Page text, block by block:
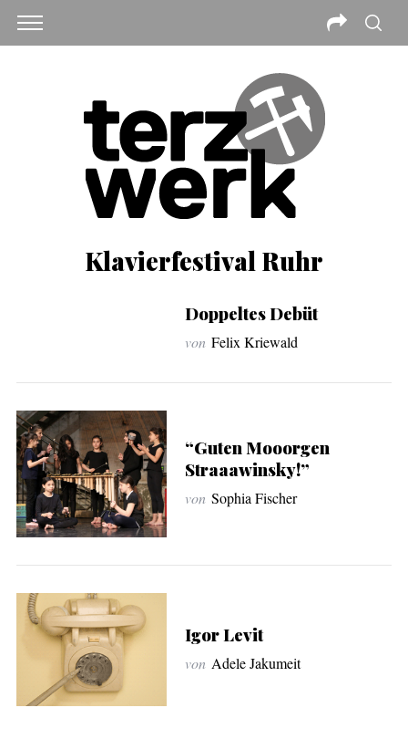
Klavierfestival Ruhr
Doppeltes Debüt
von Felix Kriewald
“Guten Mooorgen
Straaawinsky!”
von Sophia Fischer
Igor Levit
von Adele Jakumeit